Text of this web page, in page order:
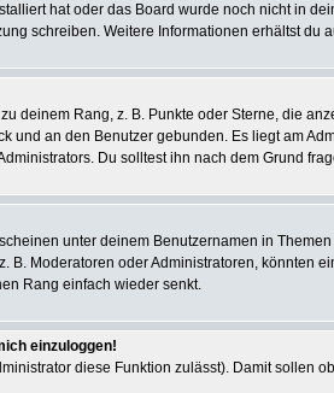
hat oder das Board wurde noch nicht in
schreiben. Weitere Informationen erhältst du
deinem Rang, z. B. Punkte oder Sterne, die
an den Benutzer gebunden. Es liegt am
Du solltest ihn nach dem Grund
unter deinem Benutzernamen in
Moderatoren oder Administratoren,
Rang einfach wieder senkt.
einzuloggen!
diese Funktion zulässt). Damit sollen